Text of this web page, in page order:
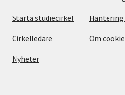
Starta studiecirkel
Cirkelledare
Nyheter
Hantering
Om